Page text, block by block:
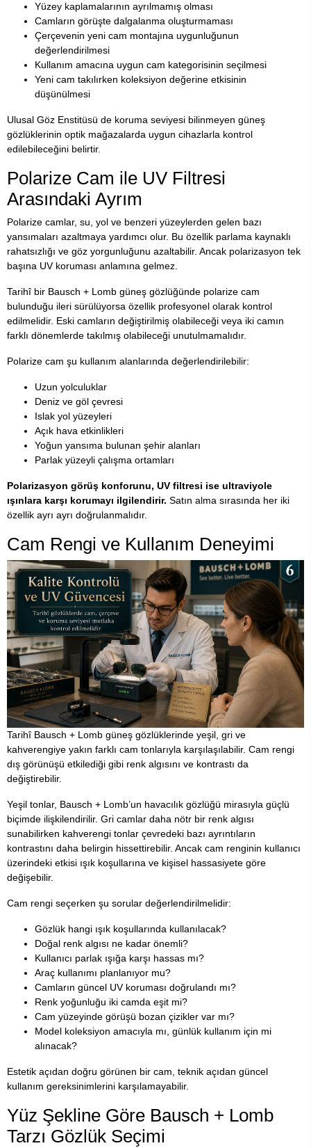
Yüzey kaplamalarının ayrılmamış olması
Camların görüşte dalgalanma oluşturmaması
Çerçevenin yeni cam montajına uygunluğunun
değerlendirilmesi
Kullanım amacına uygun cam kategorisinin seçilmesi
Yeni cam takılırken koleksiyon değerine etkisinin
düşünülmesi
Ulusal Göz Enstitüsü de koruma seviyesi bilinmeyen güneş
gözlüklerinin optik mağazalarda uygun cihazlarla kontrol
edilebileceğini belirtir.
Polarize Cam ile UV Filtresi
Arasındaki Ayrım
Polarize camlar, su, yol ve benzeri yüzeylerden gelen bazı
yansımaları azaltmaya yardımcı olur. Bu özellik parlama kaynaklı
rahatsızlığı ve göz yorgunluğunu azaltabilir. Ancak polarizasyon tek
başına UV koruması anlamına gelmez.
Tarihî bir Bausch + Lomb güneş gözlüğünde polarize cam
bulunduğu ileri sürülüyorsa özellik profesyonel olarak kontrol
edilmelidir. Eski camların değiştirilmiş olabileceği veya iki camın
farklı dönemlerde takılmış olabileceği unutulmamalıdır.
Polarize cam şu kullanım alanlarında değerlendirilebilir:
Uzun yolculuklar
Deniz ve göl çevresi
Islak yol yüzeyleri
Açık hava etkinlikleri
Yoğun yansıma bulunan şehir alanları
Parlak yüzeyli çalışma ortamları
Polarizasyon görüş konforunu, UV filtresi ise ultraviyole
ışınlara karşı korumayı ilgilendirir. Satın alma sırasında her iki
özellik ayrı ayrı doğrulanmalıdır.
Cam Rengi ve Kullanım Deneyimi
Tarihî Bausch + Lomb güneş gözlüklerinde yeşil, gri ve
kahverengiye yakın farklı cam tonlarıyla karşılaşılabilir. Cam rengi
dış görünüşü etkilediği gibi renk algısını ve kontrastı da
değiştirebilir.
Yeşil tonlar, Bausch + Lomb’un havacılık gözlüğü mirasıyla güçlü
biçimde ilişkilendirilir. Gri camlar daha nötr bir renk algısı
sunabilirken kahverengi tonlar çevredeki bazı ayrıntıların
kontrastını daha belirgin hissettirebilir. Ancak cam renginin kullanıcı
üzerindeki etkisi ışık koşullarına ve kişisel hassasiyete göre
değişebilir.
Cam rengi seçerken şu sorular değerlendirilmelidir:
Gözlük hangi ışık koşullarında kullanılacak?
Doğal renk algısı ne kadar önemli?
Kullanıcı parlak ışığa karşı hassas mı?
Araç kullanımı planlanıyor mu?
Camların güncel UV koruması doğrulandı mı?
Renk yoğunluğu iki camda eşit mi?
Cam yüzeyinde görüşü bozan çizikler var mı?
Model koleksiyon amacıyla mı, günlük kullanım için mi
alınacak?
Estetik açıdan doğru görünen bir cam, teknik açıdan güncel
kullanım gereksinimlerini karşılamayabilir.
Yüz Şekline Göre Bausch + Lomb
Tarzı Gözlük Seçimi